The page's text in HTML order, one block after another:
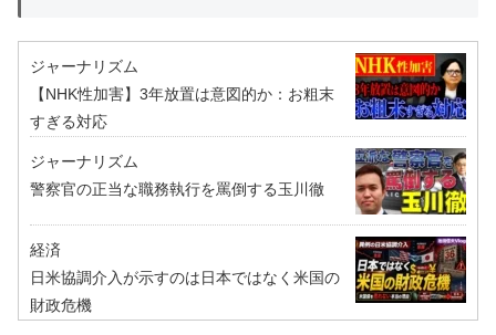
ジャーナリズム
【NHK性加害】3年放置は意図的か：お粗末
すぎる対応
ジャーナリズム
警察官の正当な職務執行を罵倒する玉川徹
経済
日米協調介入が示すのは日本ではなく米国の
財政危機